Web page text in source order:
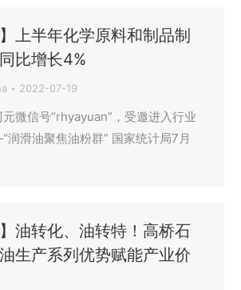
上半年化学原料和制品制
比增长4%
2022-07-19
微信号“rhyayuan”，受邀进入行业
滑油聚焦油粉群” 国家统计局7月
】油转化、油转特！高桥石
生产系列优势赋能产业价